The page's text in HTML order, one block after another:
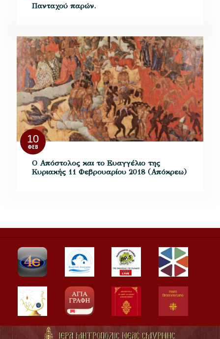
Πανταχού παρών.
10
ΦΕΒ
Ο Απόστολος και το Ευαγγέλιο της
Κυριακής 11 Φεβρουαρίου 2018 (Απόκρεω)